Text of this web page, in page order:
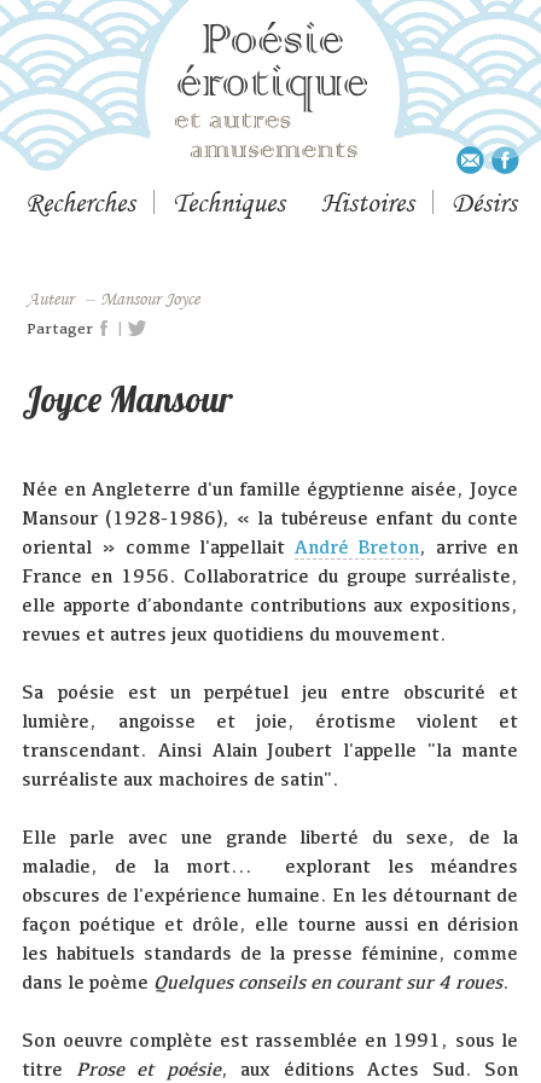
Recherches Techniques Histoires Désirs
Auteur – Mansour Joyce
Partager |
Joyce Mansour
Née en Angleterre d'un famille égyptienne aisée, Joyce
Mansour (1928-1986), « la tubéreuse enfant du conte
oriental » comme l'appellait André Breton, arrive en
France en 1956. Collaboratrice du groupe surréaliste,
elle apporte d’abondante contributions aux expositions,
revues et autres jeux quotidiens du mouvement.
Sa poésie est un perpétuel jeu entre obscurité et
lumière, angoisse et joie, érotisme violent et
transcendant. Ainsi Alain Joubert l'appelle "la mante
surréaliste aux machoires de satin".
Elle parle avec une grande liberté du sexe, de la
maladie, de la mort... explorant les méandres
obscures de l'expérience humaine. En les détournant de
façon poétique et drôle, elle tourne aussi en dérision
les habituels standards de la presse féminine, comme
dans le poème Quelques conseils en courant sur 4 roues.
Son oeuvre complète est rassemblée en 1991, sous le
titre
Prose et poésie, aux éditions Actes Sud. Son